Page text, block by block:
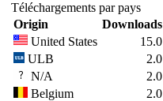
Téléchargements par pays
Origin
Downloads
United States
15.0
ULB
2.0
N/A
2.0
Belgium
2.0